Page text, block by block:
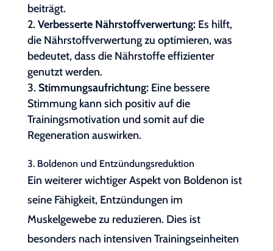
beiträgt.
Verbesserte Nährstoffverwertung:Es hilft,
die Nährstoffverwertung zu optimieren, was
bedeutet, dass die Nährstoffe effizienter
genutzt werden.
Stimmungsaufrichtung:Eine bessere
Stimmung kann sich positiv auf die
Trainingsmotivation und somit auf die
Regeneration auswirken.
3. Boldenon und Entzündungsreduktion
Ein weiterer wichtiger Aspekt von Boldenon ist
seine Fähigkeit, Entzündungen im
Muskelgewebe zu reduzieren. Dies ist
besonders nach intensiven Trainingseinheiten